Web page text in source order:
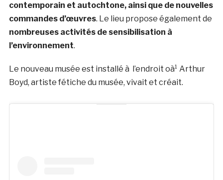
contemporain et autochtone, ainsi que de nouvelles
commandes d’œuvres. Le lieu propose également de
nombreuses activités de sensibilisation à
l’environnement.
Le nouveau musée est installé à l’endroit oà¹ Arthur
Boyd, artiste fétiche du musée, vivait et créait.